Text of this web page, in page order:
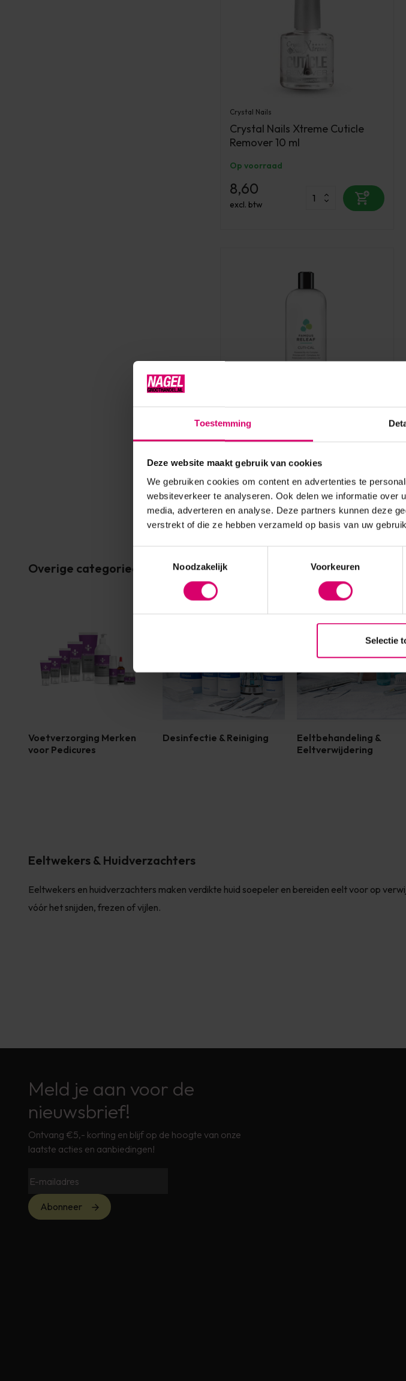
Toestemming
Deze website maakt gebruik van cookies
We gebruiken cookies om content en advertenties te
websiteverkeer te analyseren. Ook delen we informatie
media, adverteren en analyse. Deze partners kunnen deze
verstrekt of die ze hebben verzameld op basis van uw
Noodzakelijk
Voorkeuren
Selectie
Crystal Nails
Crystal Nails Xtreme Cuticle
Remover 10 ml
Op voorraad
8,60
excl. btw
Releaf Cuti-cal 946 ml
Login voor prijzen
Overige categorieën in Pedicure
Voetverzorging Merken
voor Pedicures
Desinfectie & Reiniging
Eeltbehandeling &
Eeltverwijdering
Eeltwekers & Huidverzachters
Eeltwekers en huidverzachters maken verdikte huid soepeler en bereiden eelt voor op
vóór het snijden, frezen of vijlen.
Meld je aan voor de
nieuwsbrief!
Ontvang €5,- korting en blijf op de hoogte van onze
laatste acties en aanbiedingen!
Abonneer